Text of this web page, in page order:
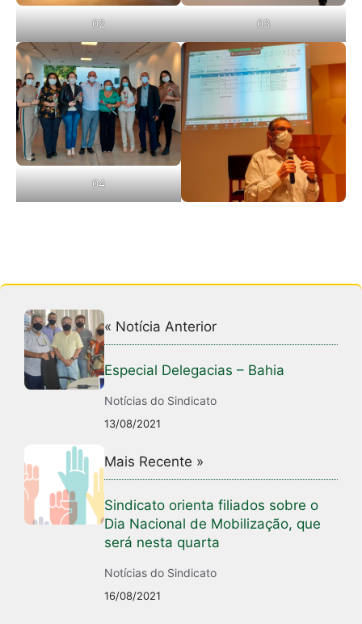
02 03
04
« Notícia Anterior
Especial Delegacias – Bahia
Notícias do Sindicato
13/08/2021
Mais Recente »
Sindicato orienta filiados sobre o
Dia Nacional de Mobilização, que
será nesta quarta
Notícias do Sindicato
16/08/2021